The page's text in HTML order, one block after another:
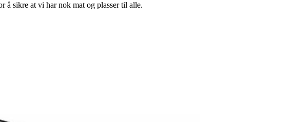
å sikre at vi har nok mat og plasser til alle.